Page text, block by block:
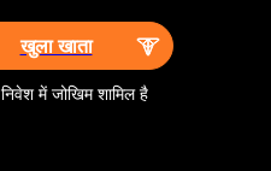
खुला खाता
निवेश में जोखिम शामिल है